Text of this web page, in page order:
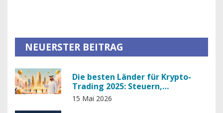
NEUERSTER BEITRAG
Die besten Länder für Krypto-
Trading 2025: Steuern,
Regulierung & Infrastruktur im
15 Mai 2026